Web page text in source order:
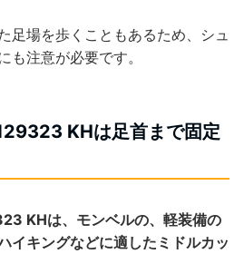
足場を歩くこともあるため、シュ
も注意が必要です。
KHは足首まで固定
KHは、モンベルの、軽装備の
イキングなどに適したミドルカッ